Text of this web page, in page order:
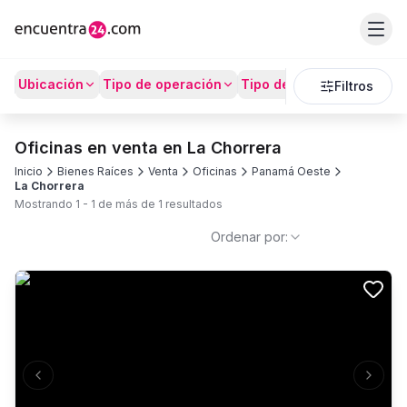
Ubicación Tipo de operación Tipo de Propiedad
Filtros
Oficinas en venta en La Chorrera
Inicio Bienes Raíces Venta Oficinas
Panamá Oeste
La Chorrera
Mostrando 1 - 1 de más de 1 resultados
Ordenar por:
Previous slide Next